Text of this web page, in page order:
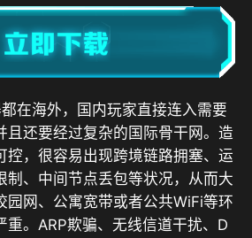
在海外，国内玩家直接连入需要
且还要经过复杂的国际骨干网。造
控，很容易出现跨境链路拥塞、运
制、中间节点丢包等状况，从而大
园网、公寓宽带或者公共WiFi等环
重。ARP欺骗、无线信道干扰、D